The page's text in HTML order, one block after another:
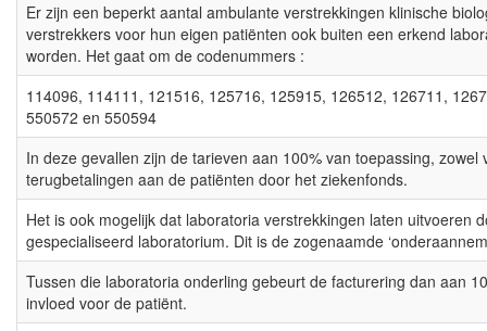
Er zijn een beperkt aantal ambulante verstrekkingen klinische
verstrekkers voor hun eigen patiënten ook buiten een erkend
worden. Het gaat om de codenummers :
114096, 114111, 121516, 125716, 125915, 126512, 126711,
550572 en 550594
In deze gevallen zijn de tarieven aan 100% van toepassing,
terugbetalingen aan de patiënten door het ziekenfonds.
Het is ook mogelijk dat laboratoria verstrekkingen laten uitvoeren
gespecialiseerd laboratorium. Dit is de zogenaamde
Tussen die laboratoria onderling gebeurt de facturering dan aan
invloed voor de patiënt.